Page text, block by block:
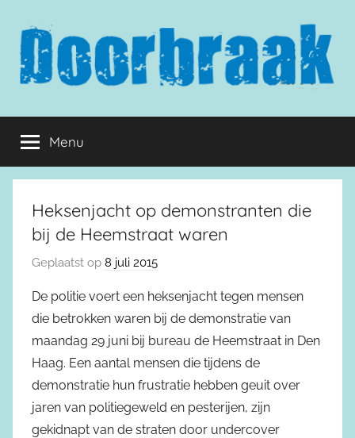
inhoud
springen
Doorbraak.eu
Menu
Heksenjacht op demonstranten die
bij de Heemstraat waren
Geplaatst op 8 juli 2015
De politie voert een heksenjacht tegen mensen
die betrokken waren bij de demonstratie van
maandag 29 juni bij bureau de Heemstraat in Den
Haag. Een aantal mensen die tijdens de
demonstratie hun frustratie hebben geuit over
jaren van politiegeweld en pesterijen, zijn
gekidnapt van de straten door undercover